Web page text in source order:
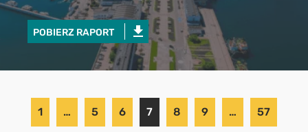
POBIERZ RAPORT
1 … 5 6 7 8 9 … 57